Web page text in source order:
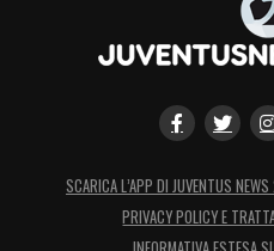
SCARICA L’APP DI JUVENTUS
PRIVACY POLICY E